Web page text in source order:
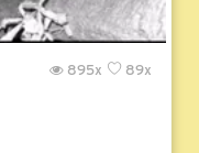
89x
895x